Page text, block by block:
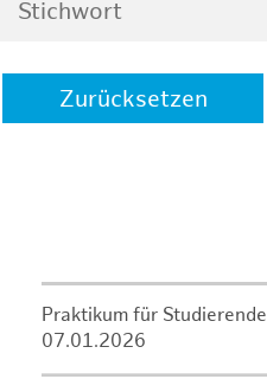
Zurücksetzen
Praktikum für Studierende
07.01.2026